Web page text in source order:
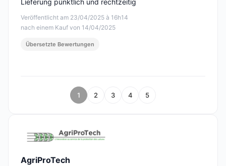
Veröffentlicht am 23/04/2025 à 16h14
nach einem Kauf von 14/04/2025
Lieferung pünktlich und rechtzeitig
Übersetzte Bewertungen
1 2 3 4 5
AgriProTech